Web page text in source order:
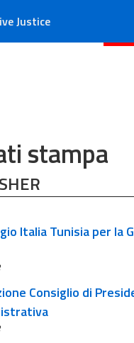
Justice
stampa
Italia Tunisia per la
Consiglio di